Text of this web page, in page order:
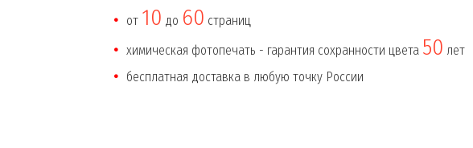
от 10 до 60 страниц
химическая фотопечать - гарантия сохранности цвета 50 лет
бесплатная доставка в любую точку России